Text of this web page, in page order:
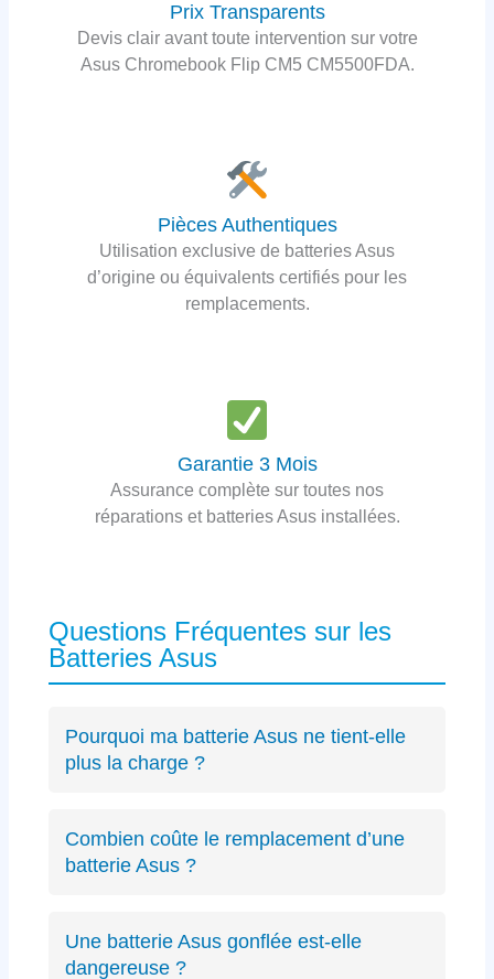
Prix Transparents
Devis clair avant toute intervention sur votre
Asus Chromebook Flip CM5 CM5500FDA.
Pièces Authentiques
Utilisation exclusive de batteries Asus
d’origine ou équivalents certifiés pour les
remplacements.
Garantie 3 Mois
Assurance complète sur toutes nos
réparations et batteries Asus installées.
Questions Fréquentes sur les
Batteries Asus
Pourquoi ma batterie Asus ne tient-elle
plus la charge ?
spécifique Asus ou des cycles de charge
excessifs. Undiagnostic précis
Combien coûte le remplacement d’une
batterie Asus ?
à partir de 89€ selon le modèle, avec un devis
transparent avant intervention.
Une batterie Asus gonflée est-elle
dangereuse ?